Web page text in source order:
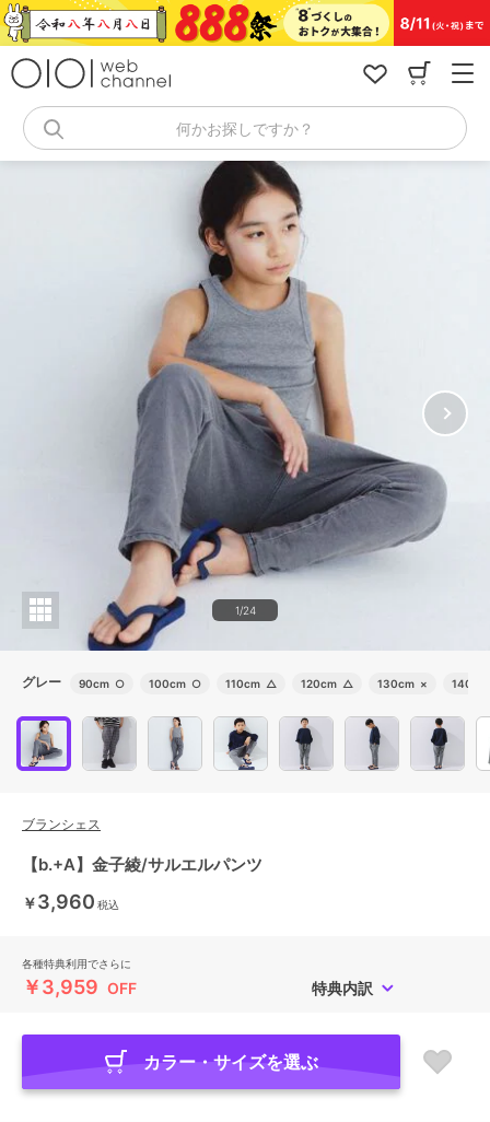
コ
ン
キ
何かお探しですか？
1/24
グレー 90cm ○ 100cm ○ 110cm △ 120cm △ 130cm × 140cm
ブランシェス
【b.+A】金子綾/サルエルパンツ
￥3,960 税込
各種特典利用でさらに
￥3,959 OFF 特典内訳
カラー・サイズを選ぶ